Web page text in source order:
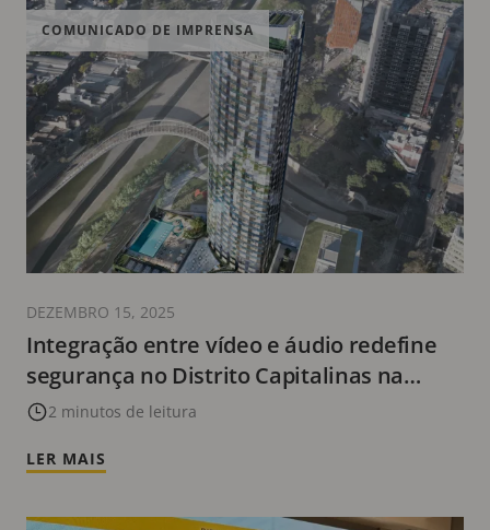
Integração entre vídeo e áudio redefine
segurança no Distrito Capitalinas na
Argentina com cobertura de 98% das
2 minutos de leitura
COMUNICADO DE IMPRENSA
DEZEMBRO 15, 2025
LER MAIS